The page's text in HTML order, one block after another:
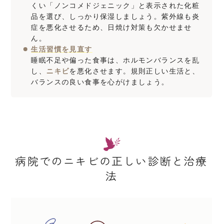
くい「ノンコメドジェニック」と表示された化粧
品を選び、しっかり保湿しましょう。紫外線も炎
症を悪化させるため、日焼け対策も欠かせませ
ん。
生活習慣を見直す
睡眠不足や偏った食事は、ホルモンバランスを乱
し、 ニキビを悪化させます。規則正しい生活と、
バランスの良い食事を心がけましょう。
病院でのニキビの正しい診断と治療
法